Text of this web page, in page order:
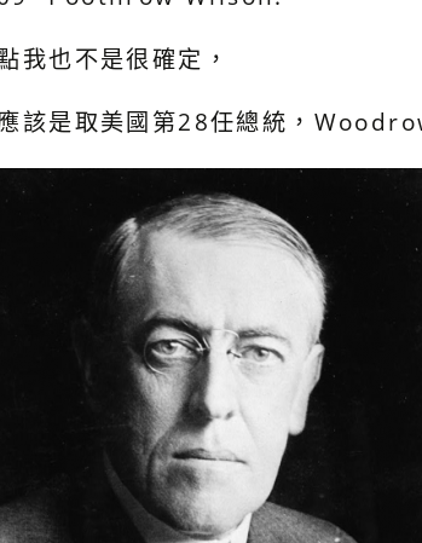
我也不是很確定，
該是取美國第28任總統，